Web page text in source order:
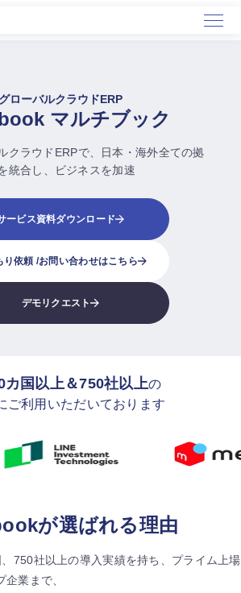
グローバルクラウドERP
マルチブック
クラウドERPで、日本・海外全ての拠
統合し、ビジネスを加速
ービス資料ダウンロード
り依頼 /お問い合わせはこちら
デモリクエスト
カ国以上＆750社以上の
ご利用いただいております
が選ばれる理由
750社以上の導入実績を持ち、プライム上場
業まで、